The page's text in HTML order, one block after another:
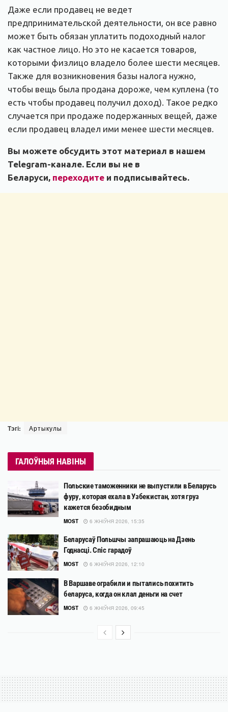
Даже если продавец не ведет
предпринимательской деятельности, он все равно
может быть обязан уплатить подоходный налог
как частное лицо. Но это не касается товаров,
которыми физлицо владело более шести месяцев.
Также для возникновения базы налога нужно,
чтобы вещь была продана дороже, чем куплена (то
есть чтобы продавец получил доход). Такое редко
случается при продаже подержанных вещей, даже
если продавец владел ими менее шести месяцев.
Вы можете обсудить этот материал в нашем
Telegram-канале. Если вы не в
Беларуси, переходите и подписывайтесь.
Тэгі: Артыкулы
ГАЛОЎНЫЯ НАВІНЫ
Польские таможенники не выпустили в Беларусь
фуру, которая ехала в Узбекистан, хотя груз
кажется безобидным
MOST 6 ЖНІЎНЯ 2026, 15:35
Беларусаў Польшчы запрашаюць на Дзень
Годнасці. Спіс гарадоў
MOST 6 ЖНІЎНЯ 2026, 12:10
В Варшаве ограбили и пытались похитить
беларуса, когда он клал деньги на счет
MOST 6 ЖНІЎНЯ 2026, 09:45